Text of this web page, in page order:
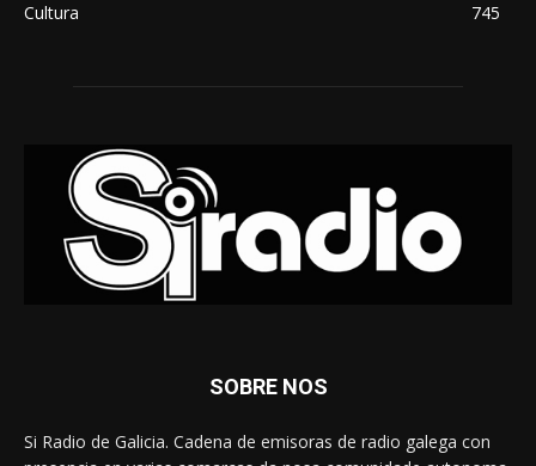
Cultura
745
SOBRE NOS
Si Radio de Galicia. Cadena de emisoras de radio galega con